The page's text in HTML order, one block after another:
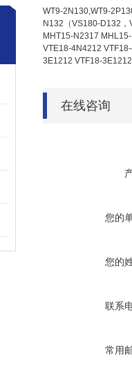
WT9-2N130,WT9-
N132（VS180-D132
MHT15-N2317
VTE18-4N4212
3E1212 VTF18-
在线咨询
您的
您的
联系
常用